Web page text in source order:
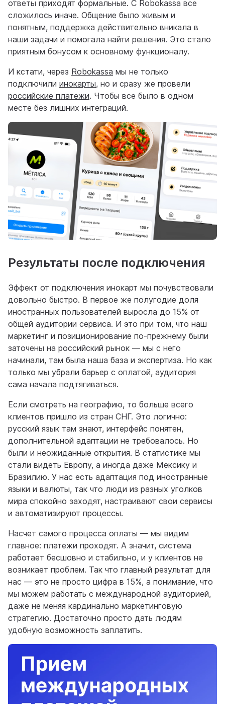
ответы приходят формальные. С Robokassa все
сложилось иначе. Общение было живым и
понятным, поддержка действительно вникала в
наши задачи и помогала найти решения. Это стало
приятным бонусом к основному функционалу.
И кстати, через Robokassa мы не только
подключили инокарты, но и сразу же провели
российские платежи. Чтобы все было в одном
месте без лишних интеграций.
Результаты после подключения
Эффект от подключения инокарт мы почувствовали
довольно быстро. В первое же полугодие доля
иностранных пользователей выросла до 15% от
общей аудитории сервиса. И это при том, что наш
маркетинг и позиционирование по-прежнему были
заточены на российский рынок — мы с него
начинали, там была наша база и экспертиза. Но как
только мы убрали барьер с оплатой, аудитория
сама начала подтягиваться.
Если смотреть на географию, то больше всего
клиентов пришло из стран СНГ. Это логично:
русский язык там знают, интерфейс понятен,
дополнительной адаптации не требовалось. Но
были и неожиданные открытия. В статистике мы
стали видеть Европу, а иногда даже Мексику и
Бразилию. У нас есть адаптация под иностранные
языки и валюты, так что люди из разных уголков
мира спокойно заходят, настраивают свои сервисы
и автоматизируют процессы.
Насчет самого процесса оплаты — мы видим
главное: платежи проходят. А значит, система
работает бесшовно и стабильно, и у клиентов не
возникает проблем. Так что главный результат для
нас — это не просто цифра в 15%, а понимание, что
мы можем работать с международной аудиторией,
даже не меняя кардинально маркетинговую
стратегию. Достаточно просто дать людям
удобную возможность заплатить.